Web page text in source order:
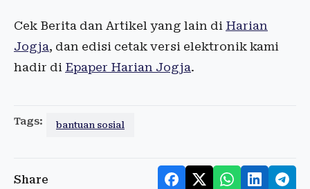
Cek Berita dan Artikel yang lain di Harian
Jogja, dan edisi cetak versi elektronik kami
hadir di Epaper Harian Jogja.
Tags: bantuan sosial
Share